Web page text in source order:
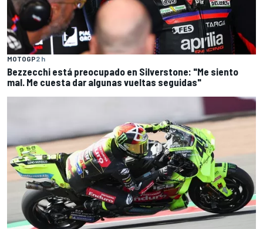
MOTOGP2 h
Bezzecchi está preocupado en Silverstone: "Me siento
mal. Me cuesta dar algunas vueltas seguidas"